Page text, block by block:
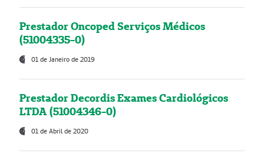
Prestador Oncoped Serviços Médicos
(51004335-0)
01 de Janeiro de 2019
Prestador Decordis Exames Cardiológicos
LTDA (51004346-0)
01 de Abril de 2020